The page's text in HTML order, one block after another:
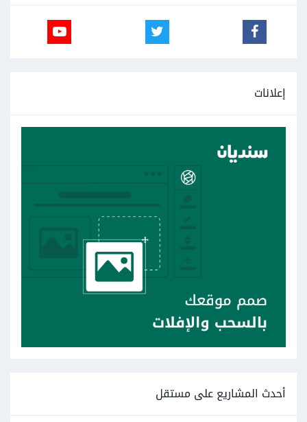
إعلانات
أحدث المشاريع على مستقل